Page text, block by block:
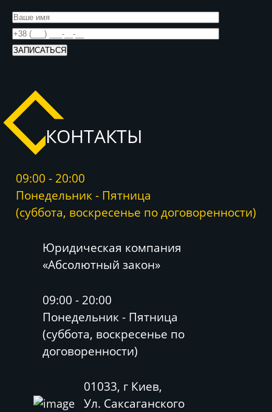
КОНТАКТЫ
Юридическая компания
«Абсолютный закон»
09:00 - 20:00
Понедельник - Пятница
(суббота, воскресенье по
договоренности)
01033, г Киев,
Ул. Саксаганского
09:00 - 20:00
Понедельник - Пятница
(суббота, воскресенье по договоренности)